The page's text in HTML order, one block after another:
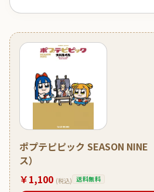
ポプテピピック SEASON NINE
ス）
￥1,100 (税込) 送料無料